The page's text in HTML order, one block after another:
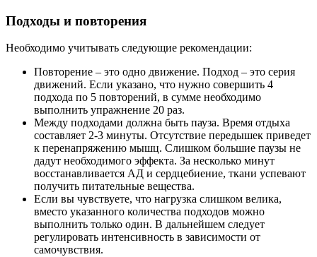
Подходы и повторения
Необходимо учитывать следующие рекомендации:
Повторение – это одно движение. Подход – это серия
движений. Если указано, что нужно совершить 4
подхода по 5 повторений, в сумме необходимо
выполнить упражнение 20 раз.
Между подходами должна быть пауза. Время отдыха
составляет 2-3 минуты. Отсутствие передышек приведет
к перенапряжению мышц. Слишком большие паузы не
дадут необходимого эффекта. За несколько минут
восстанавливается АД и сердцебиение, ткани успевают
получить питательные вещества.
Если вы чувствуете, что нагрузка слишком велика,
вместо указанного количества подходов можно
выполнить только один. В дальнейшем следует
регулировать интенсивность в зависимости от
самочувствия.